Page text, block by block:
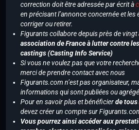
correction doit être adressée par écrit à
en précisant l’annonce concernée et les
corriger ou retirer.
Figurants collabore depuis près de vingt
association de France à lutter contre
castings (Casting Info Service)
Si vous ne voulez pas que votre
merci de prendre contact avec nous
Figurants.com n’est pas organisateur,
informations qui sont publiées ou
Pour en savoir plus et bénéficierde tous
devez créer un compte sur
Vous pourrez ainsi accéder aux